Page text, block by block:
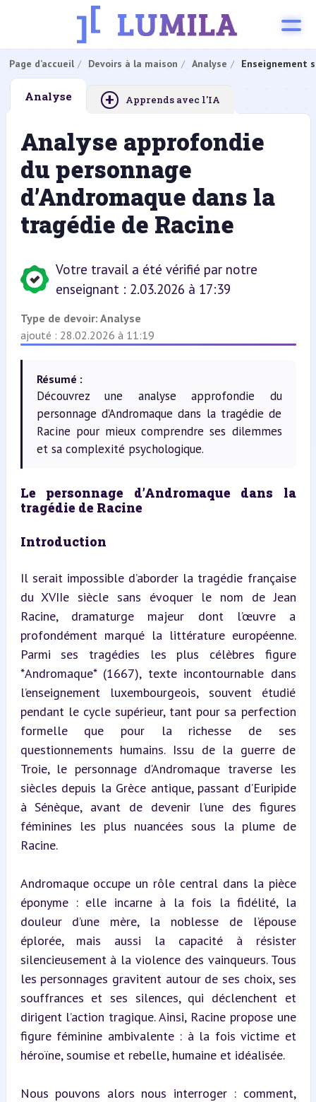
Page d’accueil Devoirs à la maison Analyse Enseignement
Analyse + Apprends avec l'IA
Analyse approfondie
du personnage
d’Andromaque dans la
tragédie de Racine
Votre travail a été vérifié par notre
enseignant : 2.03.2026 à 17:39
Type de devoir: Analyse
ajouté : 28.02.2026 à 11:19
Résumé :
Découvrez une analyse approfondie du
personnage d’Andromaque dans la tragédie de
Racine pour mieux comprendre ses dilemmes
et sa complexité psychologique.
Le personnage d’Andromaque dans la
tragédie de Racine
Introduction
Il serait impossible d’aborder la tragédie française
du XVIIe siècle sans évoquer le nom de Jean
Racine, dramaturge majeur dont l’œuvre a
profondément marqué la littérature européenne.
Parmi ses tragédies les plus célèbres figure
*Andromaque* (1667), texte incontournable dans
l’enseignement luxembourgeois, souvent étudié
pendant le cycle supérieur, tant pour sa perfection
formelle que pour la richesse de ses
questionnements humains. Issu de la guerre de
Troie, le personnage d’Andromaque traverse les
siècles depuis la Grèce antique, passant d’Euripide
à Sénèque, avant de devenir l’une des figures
féminines les plus nuancées sous la plume de
Racine.
Andromaque occupe un rôle central dans la pièce
éponyme : elle incarne à la fois la fidélité, la
douleur d’une mère, la noblesse de l’épouse
éplorée, mais aussi la capacité à résister
silencieusement à la violence des vainqueurs. Tous
les personnages gravitent autour de ses choix, ses
souffrances et ses silences, qui déclenchent et
dirigent l’action tragique. Ainsi, Racine propose une
figure féminine ambivalente : à la fois victime et
héroïne, soumise et rebelle, humaine et idéalisée.
Nous pouvons alors nous interroger : comment,